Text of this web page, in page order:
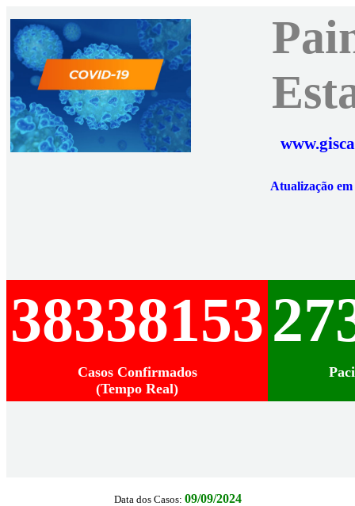
Atualização
38338153
Casos Confirmados
(Tempo Real)
Data dos Casos: 09/09/2024